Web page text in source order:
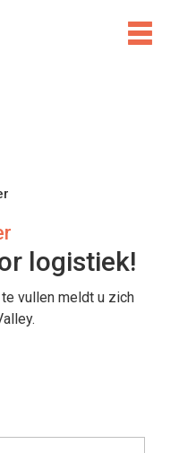
logistiek!
vullen meldt u zich